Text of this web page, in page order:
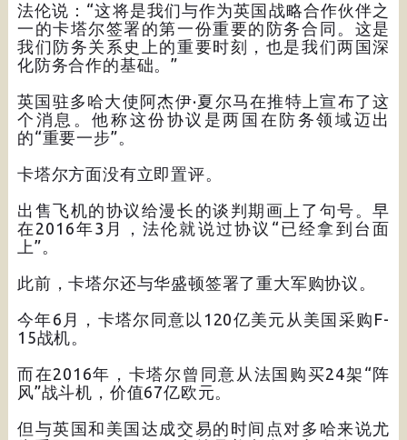
法伦说：“这将是我们与作为英国战略合作伙伴之
一的卡塔尔签署的第一份重要的防务合同。这是
我们防务关系史上的重要时刻，也是我们两国深
化防务合作的基础。”
英国驻多哈大使阿杰伊·夏尔马在推特上宣布了这
个消息。他称这份协议是两国在防务领域迈出
的“重要一步”。
卡塔尔方面没有立即置评。
出售飞机的协议给漫长的谈判期画上了句号。早
在2016年3月，法伦就说过协议“已经拿到台面
上”。
此前，卡塔尔还与华盛顿签署了重大军购协议。
今年6月，卡塔尔同意以120亿美元从美国采购F-
15战机。
而在2016年，卡塔尔曾同意从法国购买24架“阵
风”战斗机，价值67亿欧元。
但与英国和美国达成交易的时间点对多哈来说尤